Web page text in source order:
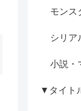
モンス
シリア
小説・
▼タイト